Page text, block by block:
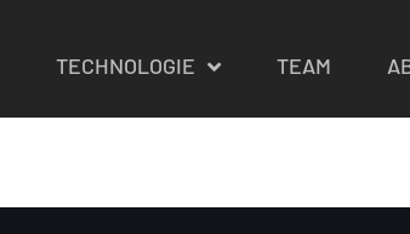
TECHNOLOGIE TEAM